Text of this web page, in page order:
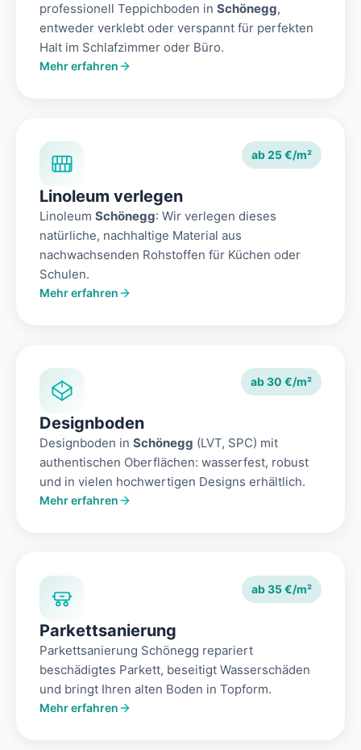
professionell Teppichboden in Schönegg,
entweder verklebt oder verspannt für perfekten
Halt im Schlafzimmer oder Büro.
Mehr erfahren
ab 25 €/m²
Linoleum verlegen
Linoleum Schönegg: Wir verlegen dieses
natürliche, nachhaltige Material aus
nachwachsenden Rohstoffen für Küchen oder
Schulen.
Mehr erfahren
ab 30 €/m²
Designboden
Designboden in Schönegg (LVT, SPC) mit
authentischen Oberflächen: wasserfest, robust
und in vielen hochwertigen Designs erhältlich.
Mehr erfahren
ab 35 €/m²
Parkettsanierung
Parkettsanierung Schönegg repariert
beschädigtes Parkett, beseitigt Wasserschäden
und bringt Ihren alten Boden in Topform.
Mehr erfahren